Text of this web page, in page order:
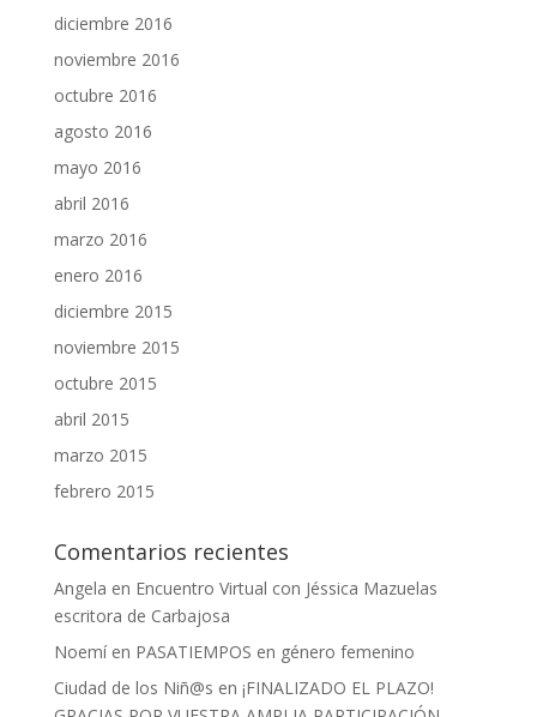
diciembre 2016
noviembre 2016
octubre 2016
agosto 2016
mayo 2016
abril 2016
marzo 2016
enero 2016
diciembre 2015
noviembre 2015
octubre 2015
abril 2015
marzo 2015
febrero 2015
Comentarios recientes
Angela en Encuentro Virtual con Jéssica Mazuelas
escritora de Carbajosa
Noemíen PASATIEMPOS en género femenino
Ciudad de los Niñ@s en ¡FINALIZADO EL PLAZO!